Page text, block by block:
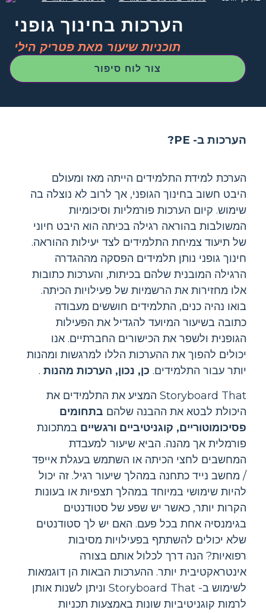
הערכות בחינוך גופני
תוכניות שיעור מאת פטריק הילי
צור לוח סיפור
הערכות ב- PE?
הערכת למידת התלמידים הייתה מאז ומעולם
היבט חשוב בחינוך הגופני, אך לרוב לא נוצלה בה
שימוש. קיום הערכות פורמליות וסיכומיות
המשולבות בהוראה רגילה בכיתה הוא היבט חיוני
של תיעוד צמיחת התלמידים לצד יעילות ההוראה.
חינוך גופני נותן תלמידים הפסקה מההגדרה
הרגילה המובנית שלהם בכיתות, והערכות כתובות
אלו מחזירות את הרשמיות של פעילויות הכיתה.
בואו נהיה כנים, התלמידים חוששים מעבודה
כתובה בשיעור המיועד להגדיל את הפעילות
הגופנית ולשפר את הכישורים החברתיים. אנו
יכולים להפוך את ההערכות הללו למרגשות ומהנות
יותר עבור התלמידים. כן, נכון, הערכות מהנות .
Storyboard That המציע את התלמידים את
היכולת לבטא את ההבנה שלהם בתחומים
פסיכומוטוריים, קוגניטיביים ורגשיים במתכונת
פורמלית אך מהנה. הביא שיעור למעבדת
המחשבים לחצי הכיתה או השתמש בעגלת אייפד
/ מחשב נייד כתחנה במהלך שיעור רגיל. זה יכול
להיות שימושי במיוחד במהלך תצפיות או בעונות
הקרות יותר, כאשר יש שפע של סטודנטים
בגימנסיה אחת בכל פעם. האם יש לך סטודנטים
שלא יכולים להשתתף בפעילויות מסיבות
רפואיות? הנה דרך לכלול אותם בצורה
אינטראקטיבית יותר. ההערכות הבאות הן דוגמאות
לשימוש ב- Storyboard That וניתן לשנות אותן
לרמות קוגניטיביות שונות באמצעות תכניות